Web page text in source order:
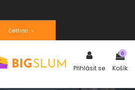
Čeština
Přihlásit se
0
Košík